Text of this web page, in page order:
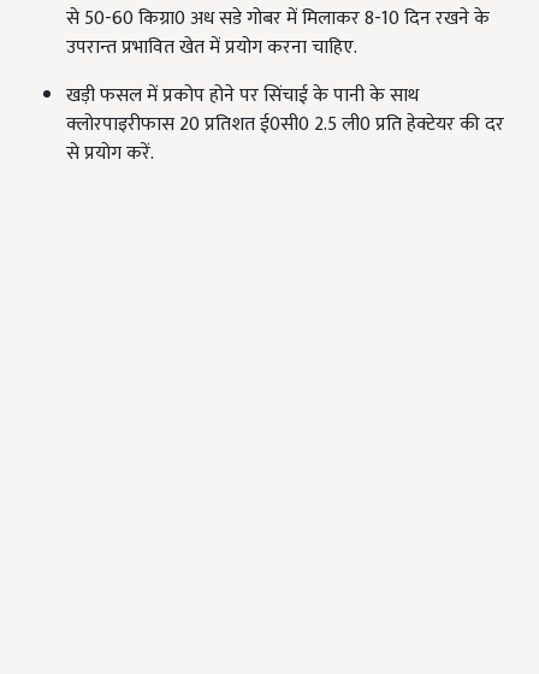
से 50-60 किग्रा0 अध सडे गोबर में मिलाकर 8-10 दिन रखने के
उपरान्त प्रभावित खेत में प्रयोग करना चाहिए.
खड़ी फसल में प्रकोप होने पर सिंचाई के पानी के साथ
क्लोरपाइरीफास 20 प्रतिशत ई0सी0 2.5 ली0 प्रति हेक्टेयर की दर
से प्रयोग करें.